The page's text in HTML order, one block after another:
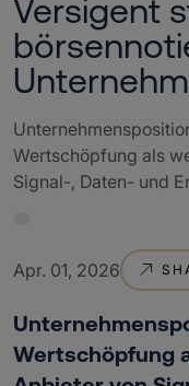
Versigent
Wertschöpfung als
Signal-, Daten- und
Apr. 01, 2026
Wertschöpfung